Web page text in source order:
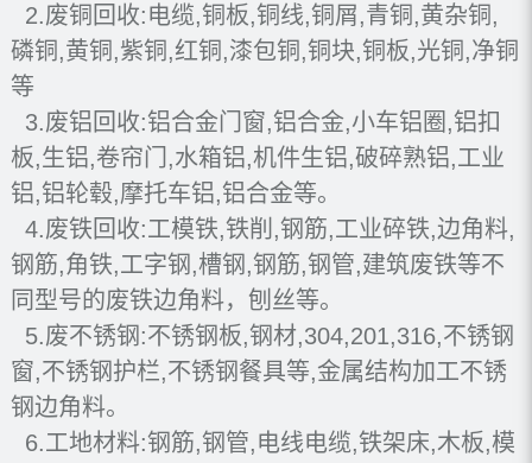
2.废铜回收:电缆,铜板,铜线,铜屑,青铜,黄杂铜,
磷铜,黄铜,紫铜,红铜,漆包铜,铜块,铜板,光铜,净铜
等
3.废铝回收:铝合金门窗,铝合金,小车铝圈,铝扣
板,生铝,卷帘门,水箱铝,机件生铝,破碎熟铝,工业
铝,铝轮毂,摩托车铝,铝合金等。
4.废铁回收:工模铁,铁削,钢筋,工业碎铁,边角料,
钢筋,角铁,工字钢,槽钢,钢筋,钢管,建筑废铁等不
同型号的废铁边角料，刨丝等。
5.废不锈钢:不锈钢板,钢材,304,201,316,不锈钢
窗,不锈钢护栏,不锈钢餐具等,金属结构加工不锈
钢边角料。
6.工地材料:钢筋,钢管,电线电缆,铁架床,木板,模